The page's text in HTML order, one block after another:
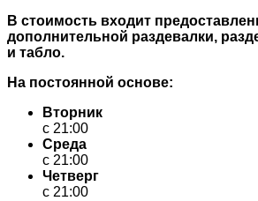
В стоимость входит
дополнительной раздевалки,
и табло.
На постоянной основе:
Вторник
с 21:00
Среда
с 21:00
Четверг
с 21:00